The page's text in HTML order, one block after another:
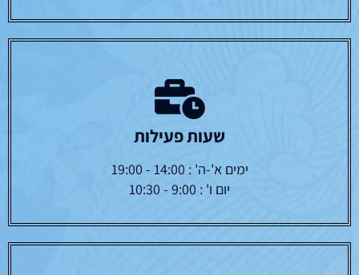
שעות פעילות
ימים א'-ה' : 14:00 - 19:00
יום ו' : 9:00 - 10:30